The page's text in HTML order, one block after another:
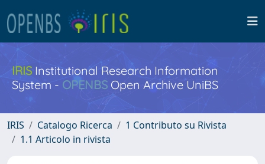
IRISInstitutional Research Information
System - OPENBS Open Archive UniBS
IRIS Catalogo Ricerca
1 Contributo su Rivista
1.1 Articolo in rivista